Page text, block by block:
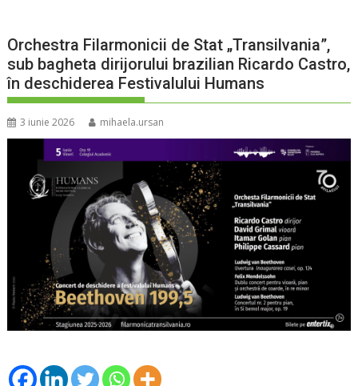
Orchestra Filarmonicii de Stat „Transilvania”,
sub bagheta dirijorului brazilian Ricardo Castro,
în deschiderea Festivalului Humans
3 iunie 2026 mihaela.ursan